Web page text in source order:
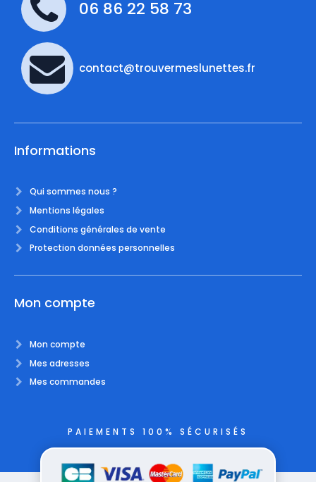
06 86 22 58 73
contact@trouvermeslunettes.fr
Informations
Qui sommes nous ?
Mentions légales
Conditions générales de vente
Protection données personnelles
Mon compte
Mon compte
Mes adresses
Mes commandes
PAIEMENTS 100% SÉCURISÉS